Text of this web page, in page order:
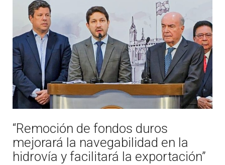
“Remoción de fondos duros
mejorará la navegabilidad en la
hidrovía y facilitará la exportación”